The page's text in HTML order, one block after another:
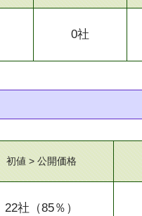
0社
初値 > 公開価格
22社 （85％）